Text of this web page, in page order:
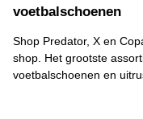
voetbalschoenen
Shop Predator, X en
shop. Het grootste
voetbalschoenen en